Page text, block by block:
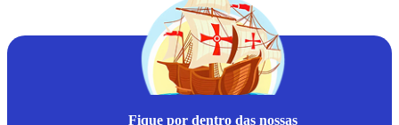
Fique por dentro das nossas